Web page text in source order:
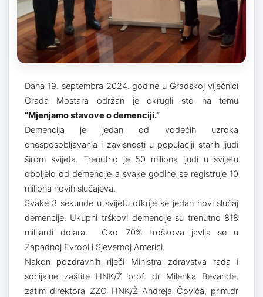
Dana 19. septembra 2024. godine u Gradskoj vijećnici
Grada Mostara održan je okrugli sto na temu
“Mjenjamo stavove o demenciji.”
Demencija je jedan od vodećih uzroka
onesposobljavanja i zavisnosti u populaciji starih ljudi
širom svijeta. Trenutno je 50 miliona ljudi u svijetu
oboljelo od demencije a svake godine se registruje 10
miliona novih slučajeva.
Svake 3 sekunde u svijetu otkrije se jedan novi slučaj
demencije. Ukupni trškovi demencije su trenutno 818
milijardi dolara. Oko 70% troškova javlja se u
Zapadnoj Evropi i Sjevernoj Americi.
Nakon pozdravnih riječi Ministra zdravstva rada i
socijalne zaštite HNK/Ž prof. dr Milenka Bevande,
zatim direktora ZZO HNK/Ž Andreja Čovića, prim.dr